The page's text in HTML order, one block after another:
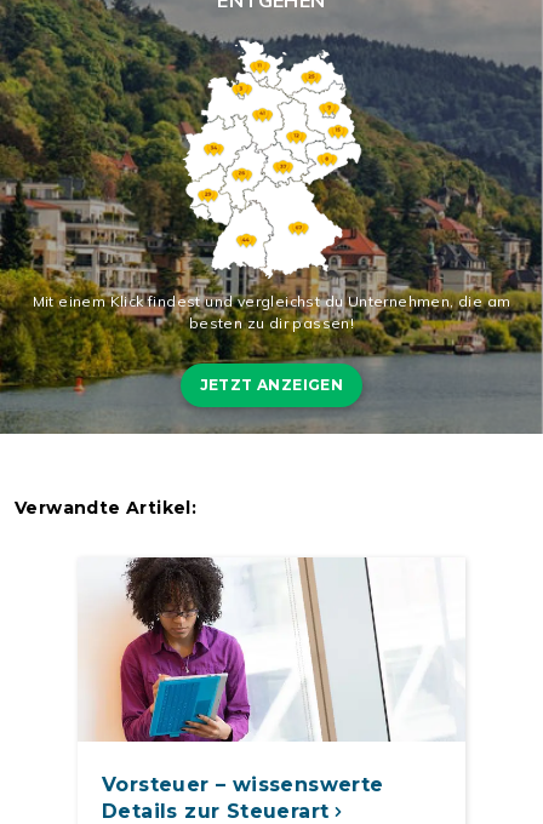
Mit einem Klick findest und vergleichst du Unternehmen, die am
besten zu dir passen!
JETZT ANZEIGEN
Verwandte Artikel:
Vorsteuer – wissenswerte
Details zur Steuerart